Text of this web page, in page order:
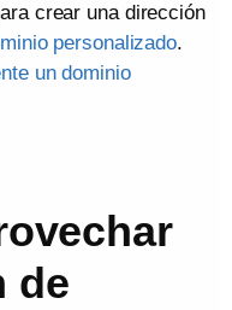
crear una dirección
personalizado.
un dominio
de